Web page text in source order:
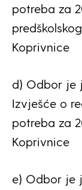
potreba za
Koprivnice
d) Odbor je
Izvješće o
potreba za
Koprivnice
e) Odbor je